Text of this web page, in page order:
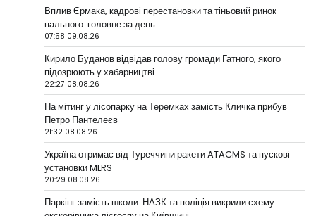
Вплив Єрмака, кадрові перестановки та тіньовий ринок
пального: головне за день
07:58 09.08.26
Кирило Буданов відвідав голову громади Гатного, якого
підозрюють у хабарництві
22:27 08.08.26
На мітинг у лісопарку на Теремках замість Кличка прибув
Петро Пантелеєв
21:32 08.08.26
Україна отримає від Туреччини ракети ATACMS та пускові
установки MLRS
20:29 08.08.26
Паркінг замість школи: НАЗК та поліція викрили схему